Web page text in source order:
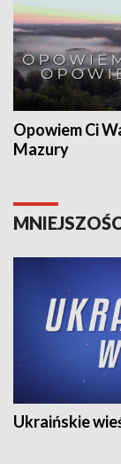
Opowiem Ci
Mazury
Ukraińskie